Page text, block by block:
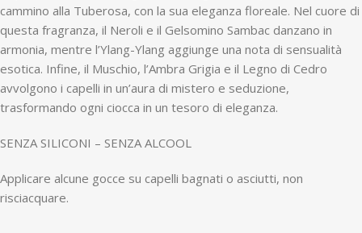
cammino alla Tuberosa, con la sua eleganza floreale. Nel cuore di
questa fragranza, il Neroli e il Gelsomino Sambac danzano in
armonia, mentre l’Ylang-Ylang aggiunge una nota di sensualità
esotica. Infine, il Muschio, l’Ambra Grigia e il Legno di Cedro
avvolgono i capelli in un’aura di mistero e seduzione,
trasformando ogni ciocca in un tesoro di eleganza.
SENZA SILICONI – SENZA ALCOOL
Applicare alcune gocce su capelli bagnati o asciutti, non
risciacquare.